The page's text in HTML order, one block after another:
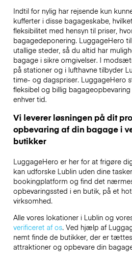
Indtil for nylig har rejsende kun
kufferter i disse bagageskabe,
fleksibilitet med hensyn til priser,
bagagedeponering. LuggageHero
utallige steder, så du altid har
bagage i sikre omgivelser. I
på stationer og i lufthavne tilbyder
time- og dagspriser. LuggageHero
fleksibel og billig
enhver tid.
Vi leverer løsningen på dit
opbevaring af din bagage i
butikker
LuggageHero er her for at frigøre
kan udforske Lublin uden dine
bookingplatform og find det
opbevaringssted i en butik, på et
virksomhed.
Alle vores lokationer i Lublin og
verificeret af os. Ved hjælp af
nemt finde de butikker, der er
attraktioner og opbevare din